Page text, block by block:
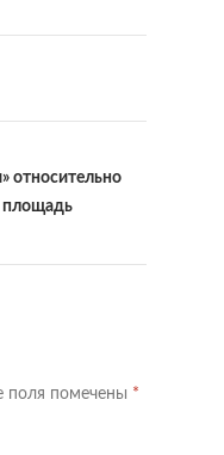
относительно
площадь
поля помечены *